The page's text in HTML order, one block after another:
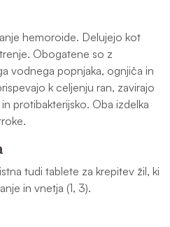
hemoroide. Delujejo kot
Obogatene so z
vodnega popnjaka, ognjiča in
k celjenju ran, zavirajo
protibakterijsko. Oba izdelka
tudi tablete za krepitev žil, ki
in vnetja (1, 3).